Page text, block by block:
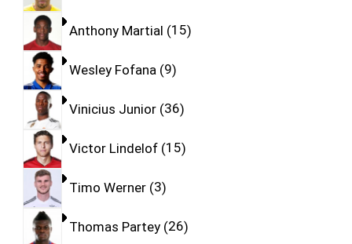
Anthony Martial 15
Wesley Fofana 9
Vinicius Junior 36
Victor Lindelof 15
Timo Werner 3
Thomas Partey 26